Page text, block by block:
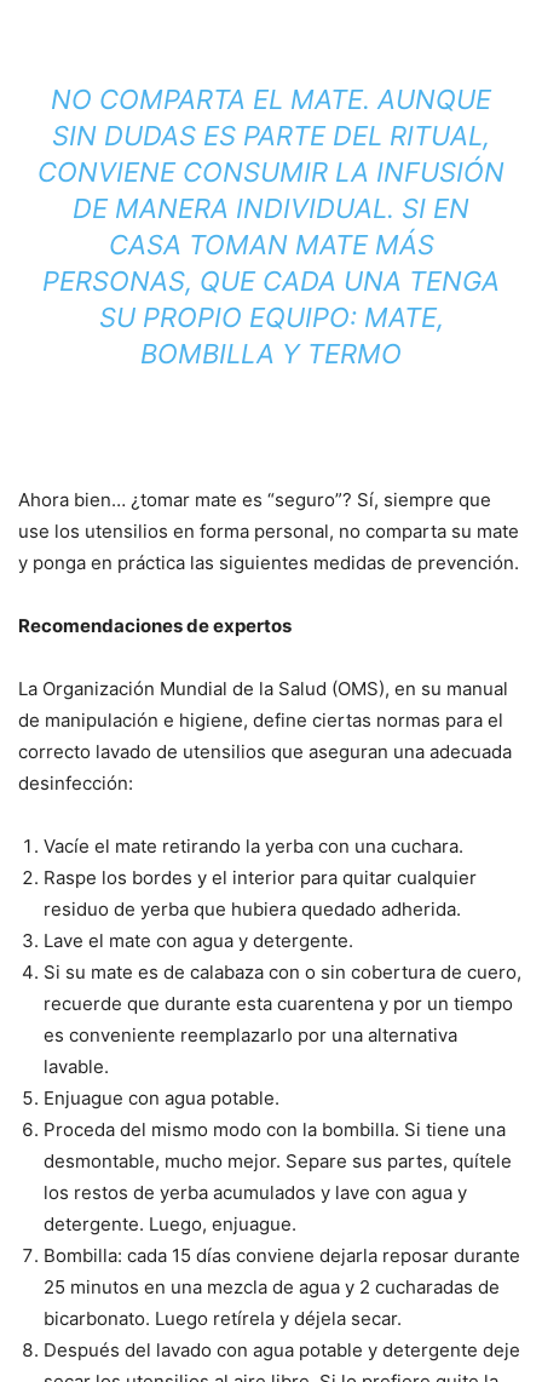
NO COMPARTA EL MATE. AUNQUE
SIN DUDAS ES PARTE DEL RITUAL,
CONVIENE CONSUMIR LA INFUSIÓN
DE MANERA INDIVIDUAL. SI EN
CASA TOMAN MATE MÁS
PERSONAS, QUE CADA UNA TENGA
SU PROPIO EQUIPO: MATE,
BOMBILLA Y TERMO
Ahora bien… ¿tomar mate es “seguro”? Sí, siempre que
use los utensilios en forma personal, no comparta su mate
y ponga en práctica las siguientes medidas de prevención.
Recomendaciones de expertos
La Organización Mundial de la Salud (OMS), en su manual
de manipulación e higiene, define ciertas normas para el
correcto lavado de utensilios que aseguran una adecuada
desinfección:
Vacíe el mate retirando la yerba con una cuchara.
Raspe los bordes y el interior para quitar cualquier
residuo de yerba que hubiera quedado adherida.
Lave el mate con agua y detergente.
Si su mate es de calabaza con o sin cobertura de cuero,
recuerde que durante esta cuarentena y por un tiempo
es conveniente reemplazarlo por una alternativa
lavable.
Enjuague con agua potable.
Proceda del mismo modo con la bombilla. Si tiene una
desmontable, mucho mejor. Separe sus partes, quítele
los restos de yerba acumulados y lave con agua y
detergente. Luego, enjuague.
Bombilla: cada 15 días conviene dejarla reposar durante
25 minutos en una mezcla de agua y 2 cucharadas de
bicarbonato. Luego retírela y déjela secar.
Después del lavado con agua potable y detergente deje